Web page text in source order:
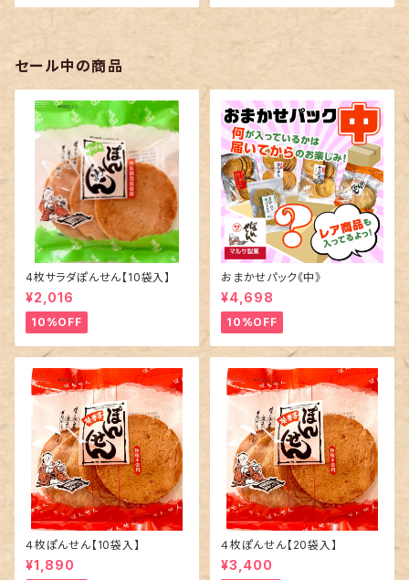
セール中の商品
4枚サラダぽんせん【10袋入】
¥2,016
10%OFF
おまかせパック《中》
¥4,698
10%OFF
４枚ぽんせん【10袋入】
¥1,890
４枚ぽんせん【20袋入】
¥3,400